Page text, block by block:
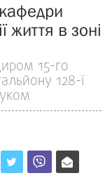
життя в зоні
15-го
128-ї